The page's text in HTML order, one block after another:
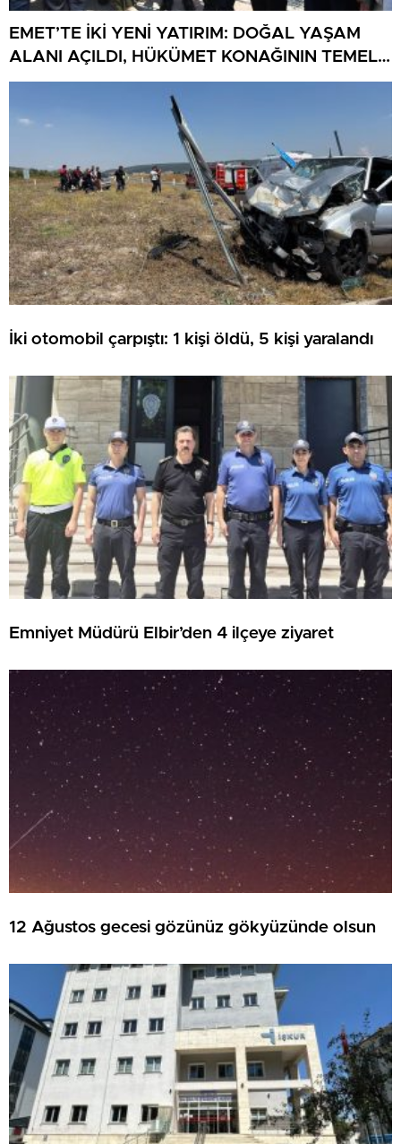
EMET’TE İKİ YENİ YATIRIM: DOĞAL YAŞAM
ALANI AÇILDI, HÜKÜMET KONAĞININ TEMELİ
ATILDI
İki otomobil çarpıştı: 1 kişi öldü, 5 kişi yaralandı
Emniyet Müdürü Elbir’den 4 ilçeye ziyaret
12 Ağustos gecesi gözünüz gökyüzünde olsun